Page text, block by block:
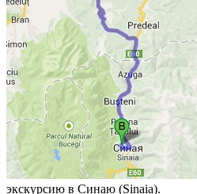
экскурсию в Синаю (Sinaia).